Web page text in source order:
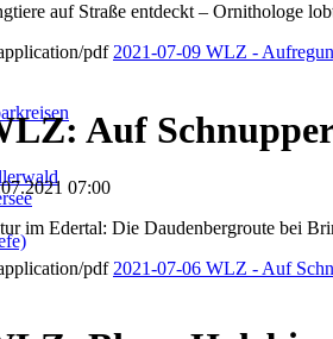
auf Straße entdeckt – Ornithologe
2021-07-09 WLZ -
Auf
07:00
im Edertal: Die Daudenbergroute bei
2021-07-06 WLZ - Auf